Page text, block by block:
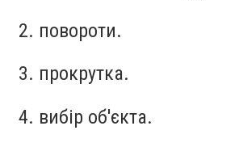
повороти.
прокрутка.
вибір об'єкта.